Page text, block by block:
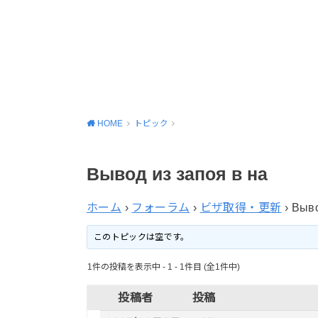
HOME トピック
Вывод из запоя в на
ホーム › フォーラム › ビザ取得・更新 ›
このトピックは空です。
1件の投稿を表示中 - 1 - 1件目 (全1件中)
投稿者 投稿